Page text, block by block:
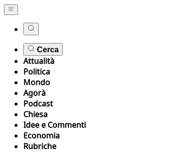
Cerca
Attualità
Politica
Mondo
Agorà
Podcast
Chiesa
Idee e Commenti
Economia
Rubriche